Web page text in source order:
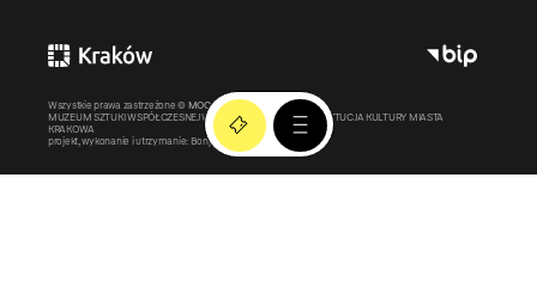
Wszystkie prawa zastrzeżone © MOCAK2011-2026
MUZEUM SZTUKI WSPÓŁCZESNEJ W KRAKOWIE MOCAK – INSTYTUCJA KULTURY MIASTA
KRAKOWA
projekt, wykonanie i utrzymanie: Bonjour.pl